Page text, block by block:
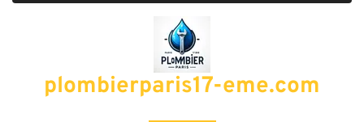
plombierparis17-eme.com